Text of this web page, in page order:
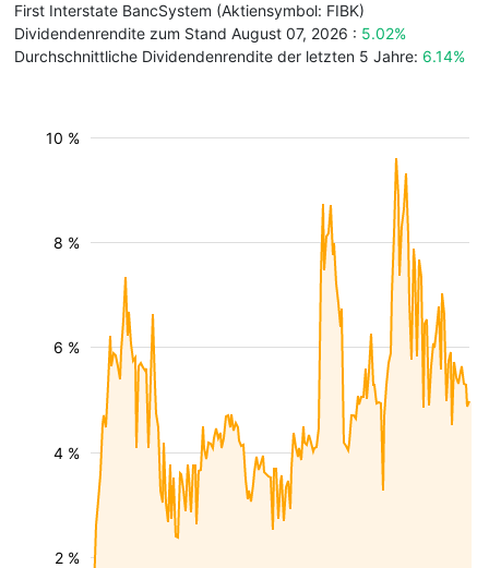
First Interstate BancSystem (Aktiensymbol: FIBK)
Dividendenrendite zum Stand August 07, 2026 : 5.02%
Durchschnittliche Dividendenrendite der letzten 5 Jahre: 6.14%
2 %
4 %
6 %
8 %
10 %